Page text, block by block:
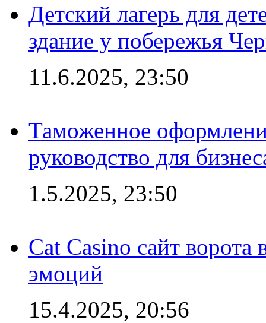
Детский лагерь для
здание у побережья
11.6.2025, 23:50
Таможенное
руководство для
1.5.2025, 23:50
Cat Casino сайт
эмоций
15.4.2025, 20:56